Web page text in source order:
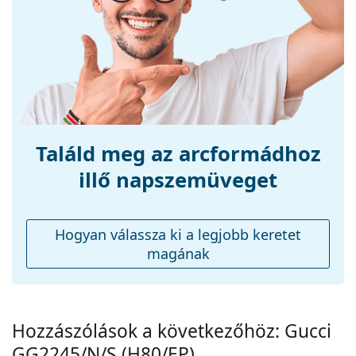
L
142 mm
Szárhossz:
145 mm
Hídszélesség:
18 mm
Súly:
50 g
Állítható orrpárna:
Igen
Tisztítókendő:
Igen
Nem:
Férfi
Márka:
Gucci
Találd meg az arcformádhoz
illő napszemüveget
Hogyan válassza ki a legjobb keretet
magának
Hozzászólások a következőhöz: Gucci